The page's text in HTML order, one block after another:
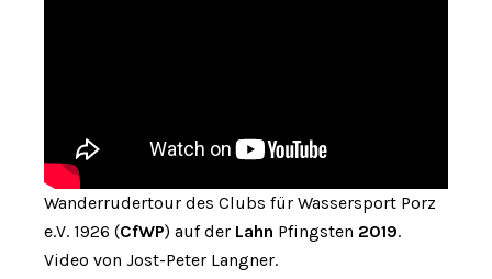
Wanderrudertour des Clubs für Wassersport Porz
e.V. 1926 (CfWP) auf der Lahn Pfingsten 2019.
Video von Jost-Peter Langner.